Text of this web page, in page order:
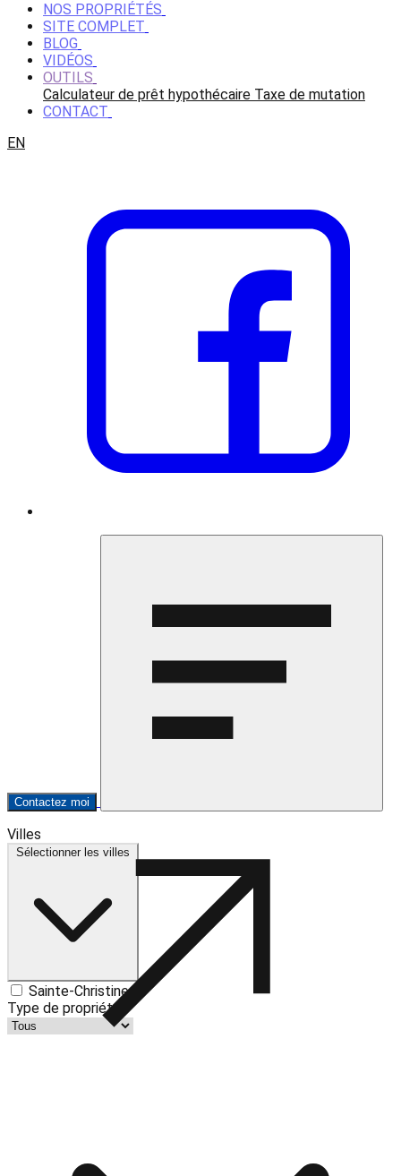
NOS PROPRIÉTÉS
SITE COMPLET
BLOG
VIDÉOS
OUTILS
Calculateur de prêt hypothécaire Taxe de mutation
CONTACT
EN
Contactez moi
+
Villes
Sélectionner les villes
Sainte-Christine
Type de propriété